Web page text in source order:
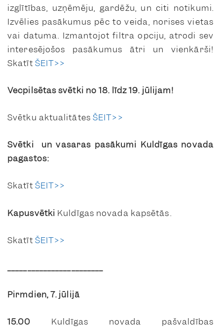
izglītības, uzņēmēju, gardēžu, un citi notikumi.
Izvēlies pasākumus pēc to veida, norises vietas
vai datuma. Izmantojot filtra opciju, atrodi sev
interesējošos pasākumus ātri un vienkārši!
Skatīt ŠEIT>>
Vecpilsētas svētki no 18. līdz 19. jūlijam!
Svētku aktualitātesŠEIT>>
Svētki un vasaras pasākumi Kuldīgas novada
pagastos:
Skatīt ŠEIT>>
Kapusvētki Kuldīgas novada kapsētās.
Skatīt ŠEIT>>
Pirmdien, 7. jūlijā
15.00 Kuldīgas novada pašvaldības